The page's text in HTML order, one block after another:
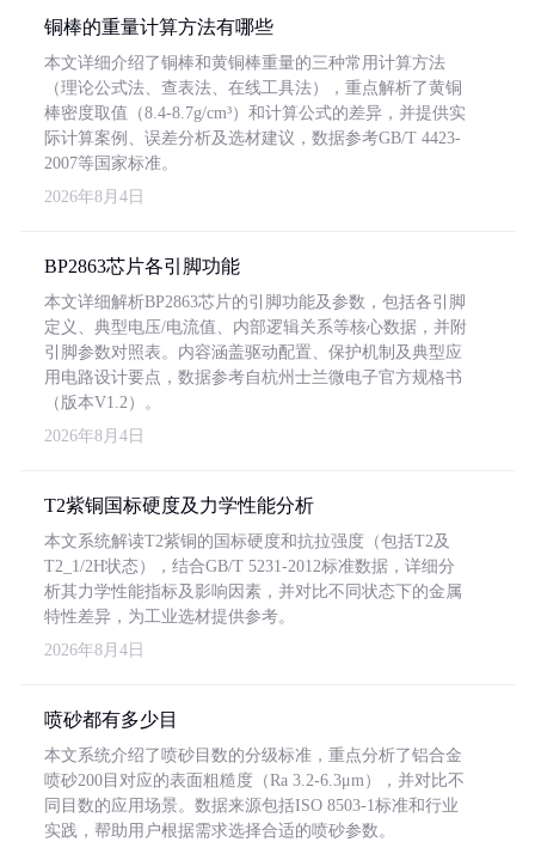
铜棒的重量计算方法有哪些
本文详细介绍了铜棒和黄铜棒重量的三种常用计算方法
（理论公式法、查表法、在线工具法），重点解析了黄铜
棒密度取值（8.4-8.7g/cm³）和计算公式的差异，并提供实
际计算案例、误差分析及选材建议，数据参考GB/T 4423-
2007等国家标准。
2026年8月4日
BP2863芯片各引脚功能
本文详细解析BP2863芯片的引脚功能及参数，包括各引脚
定义、典型电压/电流值、内部逻辑关系等核心数据，并附
引脚参数对照表。内容涵盖驱动配置、保护机制及典型应
用电路设计要点，数据参考自杭州士兰微电子官方规格书
（版本V1.2）。
2026年8月4日
T2紫铜国标硬度及力学性能分析
本文系统解读T2紫铜的国标硬度和抗拉强度（包括T2及
T2_1/2H状态），结合GB/T 5231-2012标准数据，详细分
析其力学性能指标及影响因素，并对比不同状态下的金属
特性差异，为工业选材提供参考。
2026年8月4日
喷砂都有多少目
本文系统介绍了喷砂目数的分级标准，重点分析了铝合金
喷砂200目对应的表面粗糙度（Ra 3.2-6.3μm），并对比不
同目数的应用场景。数据来源包括ISO 8503-1标准和行业
实践，帮助用户根据需求选择合适的喷砂参数。